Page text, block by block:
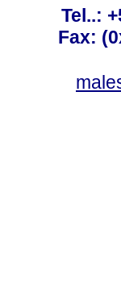
Tel..:
Fax: